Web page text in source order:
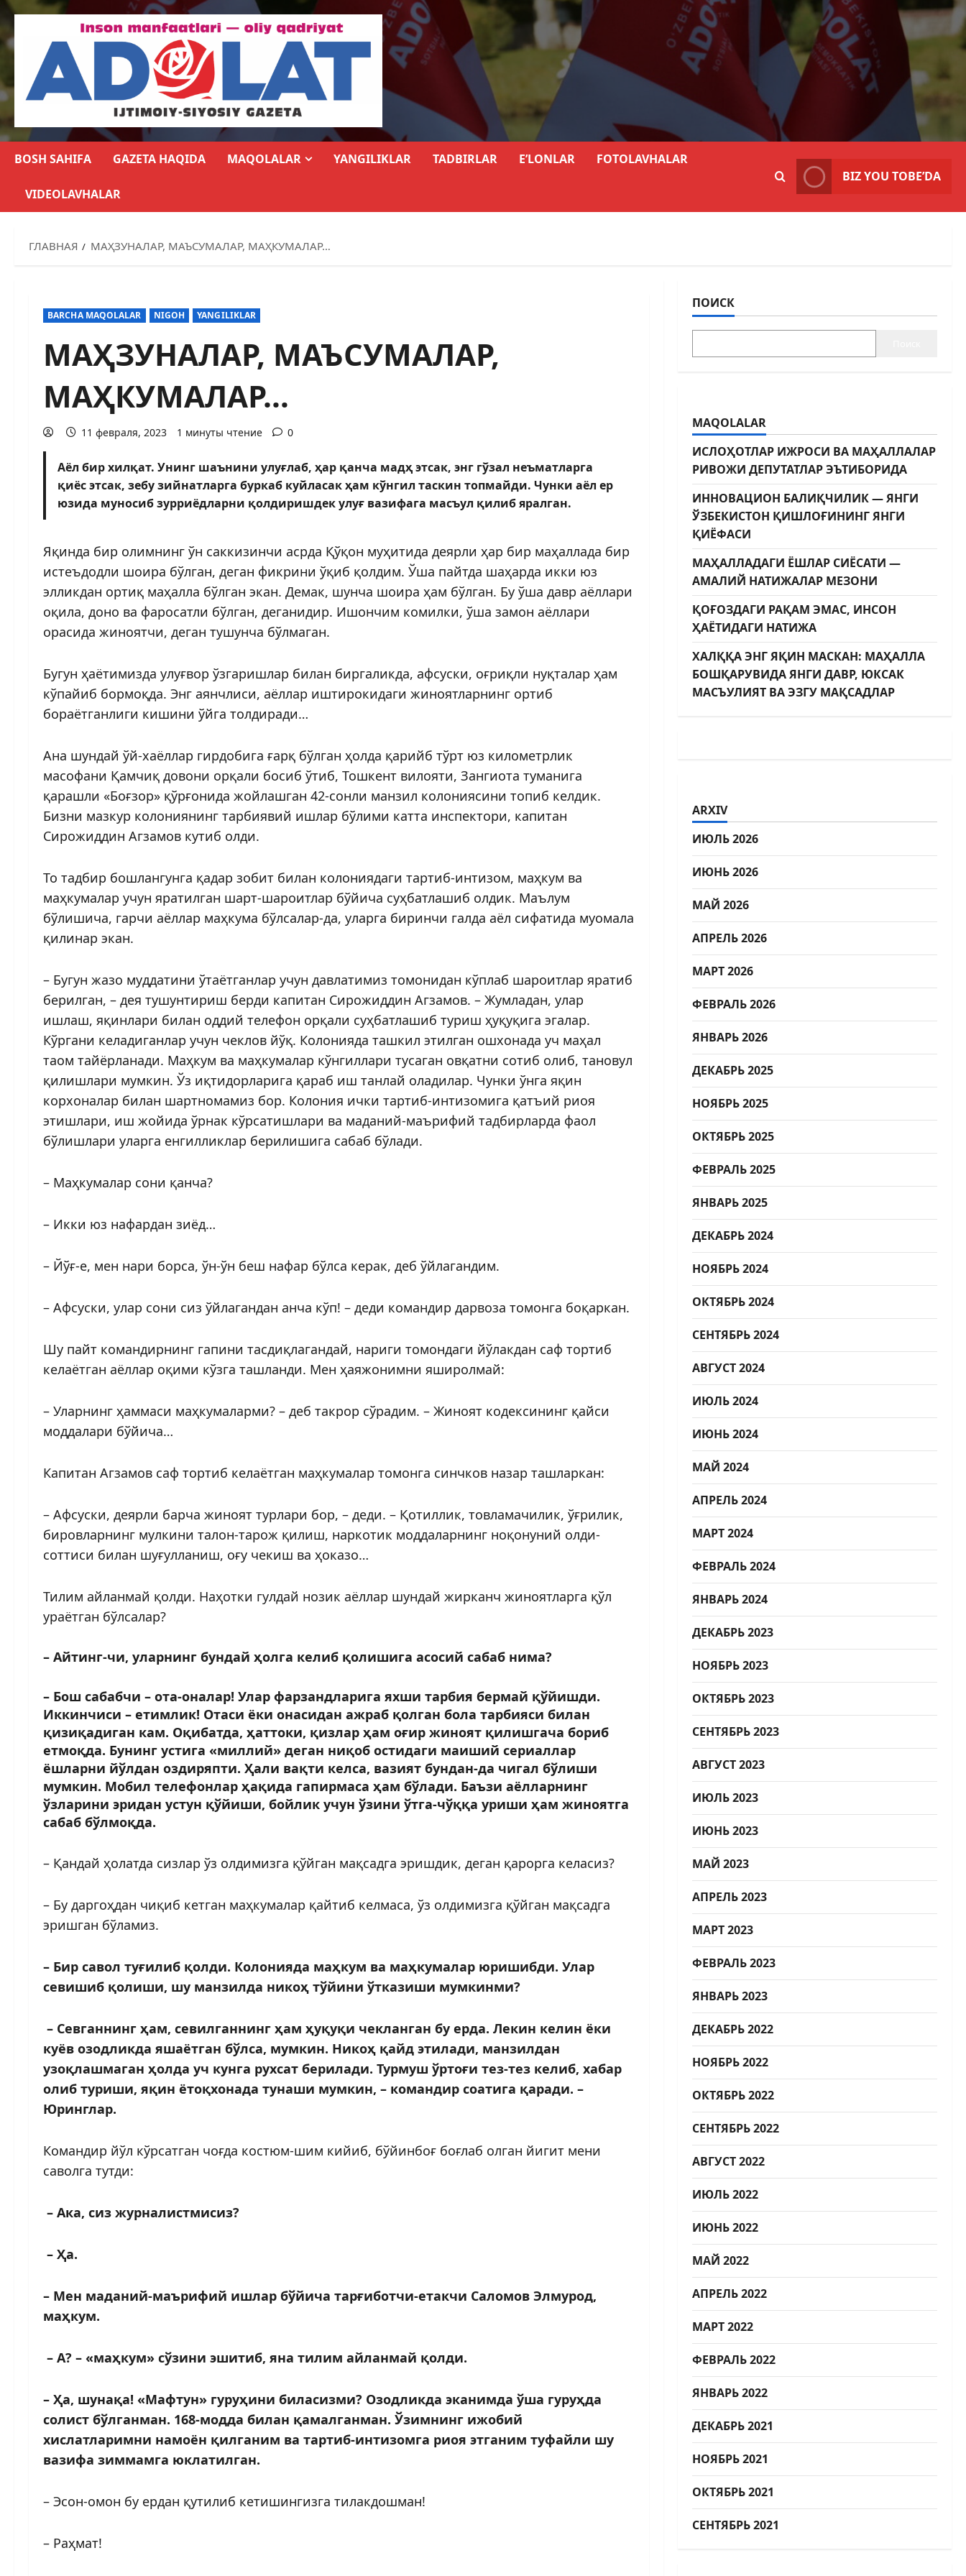
BOSH SAHIFA GAZETA HAQIDA MAQOLALAR YANGILIKLAR TADBIRLAR E’LONLAR FOTOLAVHALAR
VIDEOLAVHALAR
BIZ YOU TOBE’DA
ГЛАВНАЯ МАҲЗУНАЛАР, МАЪСУМАЛАР, МАҲКУМАЛАР…
BARCHA MAQOLALAR NIGOH YANGILIKLAR
МАҲЗУНАЛАР, МАЪСУМАЛАР,
МАҲКУМАЛАР…
11 февраля, 2023 1 минуты чтение 0
Аёл бир хилқат. Унинг шаънини улуғлаб, ҳар қанча мадҳ этсак, энг гўзал неъматларга
қиёс этсак, зебу зийнатларга буркаб куйласак ҳам кўнгил таскин топмайди. Чунки аёл ер
юзида муносиб зурриёдларни қолдиришдек улуғ вазифага масъул қилиб яралган.
Яқинда бир олимнинг ўн саккизинчи асрда Қўқон муҳитида деярли ҳар бир маҳаллада бир
истеъдодли шоира бўлган, деган фикрини ўқиб қолдим. Ўша пайтда шаҳарда икки юз
элликдан ортиқ маҳалла бўлган экан. Демак, шунча шоира ҳам бўлган. Бу ўша давр аёллари
оқила, доно ва фаросатли бўлган, деганидир. Ишончим комилки, ўша замон аёллари
орасида жиноятчи, деган тушунча бўлмаган.
Бугун ҳаётимизда улуғвор ўзгаришлар билан биргаликда, афсуски, оғриқли нуқталар ҳам
кўпайиб бормоқда. Энг аянчлиси, аёллар иштирокидаги жиноятларнинг ортиб
бораётганлиги кишини ўйга толдиради…
Ана шундай ўй-хаёллар гирдобига ғарқ бўлган ҳолда қарийб тўрт юз километрлик
масофани Қамчиқ довони орқали босиб ўтиб, Тошкент вилояти, Зангиота туманига
қарашли «Боғзор» қўрғонида жойлашган 42-сонли манзил колониясини топиб келдик.
Бизни мазкур колониянинг тарбиявий ишлар бўлими катта инспектори, капитан
Сирожиддин Агзамов кутиб олди.
То тадбир бошлангунга қадар зобит билан колониядаги тартиб-интизом, маҳкум ва
маҳкумалар учун яратилган шарт-шароитлар бўйича суҳбатлашиб олдик. Маълум
бўлишича, гарчи аёллар маҳкума бўлсалар-да, уларга биринчи галда аёл сифатида муомала
қилинар экан.
– Бугун жазо муддатини ўтаётганлар учун давлатимиз томонидан кўплаб шароитлар яратиб
берилган, – дея тушунтириш берди капитан Сирожиддин Агзамов. – Жумладан, улар
ишлаш, яқинлари билан оддий телефон орқали суҳбатлашиб туриш ҳуқуқига эгалар.
Кўргани келадиганлар учун чеклов йўқ. Колонияда ташкил этилган ошхонада уч маҳал
таом тайёрланади. Маҳкум ва маҳкумалар кўнгиллари тусаган овқатни сотиб олиб, тановул
қилиш­лари мумкин. Ўз иқтидорларига қараб иш танлай оладилар. Чунки ўнга яқин
корхоналар билан шартномамиз бор. Колония ички тартиб-интизомига қатъий риоя
этишлари, иш жойида ўрнак кўрсатишлари ва маданий-маърифий тадбирларда фаол
бўлишлари уларга енгилликлар берилишига сабаб бўлади.
– Маҳкумалар сони қанча?
– Икки юз нафардан зиёд…
– Йўғ-е, мен нари борса, ўн-ўн беш нафар бўлса керак, деб ўйлагандим.
– Афсуски, улар сони сиз ўйлагандан анча кўп! – деди командир дарвоза томонга боқаркан.
Шу пайт командирнинг гапини тасдиқлагандай, нариги томондаги йўлакдан саф тортиб
келаётган аёллар оқими кўзга ташланди. Мен ҳая­жонимни яширолмай:
– Уларнинг ҳаммаси маҳкумаларми? – деб такрор сўрадим. – Жиноят кодексининг қайси
моддалари бўйича…
Капитан Агзамов саф тортиб келаётган маҳкумалар томонга синчков назар ташларкан:
– Афсуски, деярли барча жиноят турлари бор, – деди. – Қотиллик, товламачилик, ўғрилик,
бировларнинг мулкини талон-тарож қилиш, наркотик моддаларнинг ноқонуний олди-
соттиси билан шуғулланиш, оғу чекиш ва ҳоказо…
Тилим айланмай қолди. Наҳотки гулдай нозик аёллар шундай жирканч жиноятларга қўл
ураётган бўлсалар?
– Айтинг-чи, уларнинг бундай ҳолга келиб қолишига асосий сабаб нима?
– Бош сабабчи – ота-оналар! Улар фарзандларига яхши тарбия бермай қўйишди.
Иккинчиси – етимлик! Отаси ёки онасидан ажраб қолган бола тарбияси билан
қизиқадиган кам. Оқибатда, ҳаттоки, қизлар ҳам оғир жиноят қилишгача бориб
етмоқда. Бунинг устига «миллий» деган ниқоб остидаги маиший сериаллар
ёшларни йўлдан оздиряпти. Ҳали вақти келса, вазият бундан-да чигал бўлиши
мумкин. Мобил телефонлар ҳақида гапирмаса ҳам бўлади. Баъзи аёлларнинг
ўзларини эридан устун қўйиши, бойлик учун ўзини ўтга-чўққа уриши ҳам жиноятга
сабаб бўлмоқда.
– Қандай ҳолатда сизлар ўз олдимизга қўйган мақсадга эришдик, деган қарорга келасиз?
– Бу даргоҳдан чиқиб кетган маҳкумалар қайтиб келмаса, ўз олдимизга қўйган мақсадга
эришган бўламиз.
– Бир савол туғилиб қолди. Колонияда маҳкум ва маҳкумалар юришибди. Улар
севишиб қолиши, шу манзилда никоҳ тўйини ўтказиши мумкинми?
– Севганнинг ҳам, севилганнинг ҳам ҳуқуқи чекланган бу ерда. Лекин келин ёки
куёв озодликда яшаётган бўлса, мумкин. Никоҳ қайд этилади, манзилдан
узоқлашмаган ҳолда уч кунга рухсат берилади. Турмуш ўртоғи тез-тез келиб, хабар
олиб туриши, яқин ётоқхонада тунаши мумкин, – командир соатига қаради. –
Юринглар.
Командир йўл кўрсатган чоғда костюм-шим кийиб, бўйинбоғ боғлаб олган йигит мени
саволга тутди:
– Ака, сиз журналистмисиз?
– Ҳа.
– Мен маданий-маърифий ишлар бўйича тарғиботчи-етакчи Саломов Элмурод,
маҳкум.
– А? – «маҳкум» сўзини эшитиб, яна тилим айланмай қолди.
– Ҳа, шунақа! «Мафтун» гуруҳини биласизми? Озодликда эканимда ўша гуруҳда
солист бўлганман. 168-модда билан қамалганман. Ўзимнинг ижобий
хислатларимни намоён қилганим ва тартиб-интизомга риоя этганим туфайли шу
вазифа зиммамга юклатилган.
– Эсон-омон бу ердан қутилиб кетишингизга тилакдошман!
– Раҳмат!
ПОИСК
MAQOLALAR
ИСЛОҲОТЛАР ИЖРОСИ ВА МАҲАЛЛАЛАР
РИВОЖИ ДЕПУТАТЛАР ЭЪТИБОРИДА
ИННОВАЦИОН БАЛИҚЧИЛИК — ЯНГИ
ЎЗБЕКИСТОН ҚИШЛОҒИНИНГ ЯНГИ
ҚИЁФАСИ
МАҲАЛЛАДАГИ ЁШЛАР СИЁСАТИ —
АМАЛИЙ НАТИЖАЛАР МЕЗОНИ
ҚОҒОЗДАГИ РАҚАМ ЭМАС, ИНСОН
ҲАЁТИДАГИ НАТИЖА
ХАЛҚҚА ЭНГ ЯҚИН МАСКАН: МАҲАЛЛА
БОШҚАРУВИДА ЯНГИ ДАВР, ЮКСАК
МАСЪУЛИЯТ ВА ЭЗГУ МАҚСАДЛАР
ARXIV
ИЮЛЬ 2026
ИЮНЬ 2026
МАЙ 2026
АПРЕЛЬ 2026
МАРТ 2026
ФЕВРАЛЬ 2026
ЯНВАРЬ 2026
ДЕКАБРЬ 2025
НОЯБРЬ 2025
ОКТЯБРЬ 2025
ФЕВРАЛЬ 2025
ЯНВАРЬ 2025
ДЕКАБРЬ 2024
НОЯБРЬ 2024
ОКТЯБРЬ 2024
СЕНТЯБРЬ 2024
АВГУСТ 2024
ИЮЛЬ 2024
ИЮНЬ 2024
МАЙ 2024
АПРЕЛЬ 2024
МАРТ 2024
ФЕВРАЛЬ 2024
ЯНВАРЬ 2024
ДЕКАБРЬ 2023
НОЯБРЬ 2023
ОКТЯБРЬ 2023
СЕНТЯБРЬ 2023
АВГУСТ 2023
ИЮЛЬ 2023
ИЮНЬ 2023
МАЙ 2023
АПРЕЛЬ 2023
МАРТ 2023
ФЕВРАЛЬ 2023
ЯНВАРЬ 2023
ДЕКАБРЬ 2022
НОЯБРЬ 2022
ОКТЯБРЬ 2022
СЕНТЯБРЬ 2022
АВГУСТ 2022
ИЮЛЬ 2022
ИЮНЬ 2022
МАЙ 2022
АПРЕЛЬ 2022
МАРТ 2022
ФЕВРАЛЬ 2022
ЯНВАРЬ 2022
ДЕКАБРЬ 2021
НОЯБРЬ 2021
ОКТЯБРЬ 2021
СЕНТЯБРЬ 2021